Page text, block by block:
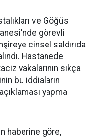
ve Göğüs
görevli
cinsel saldırıda
Hastanede
vakalarının sıkça
bu iddiaların
yapma
haberine göre,